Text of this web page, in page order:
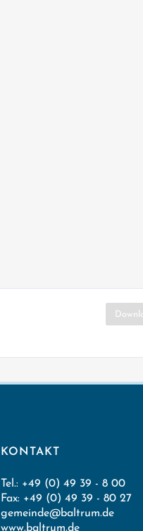
KONTAKT
Tel.: +49 (0) 49 39 - 8 00
Fax: +49 (0) 49 39 - 80 27
gemeinde@baltrum.de
www.baltrum.de